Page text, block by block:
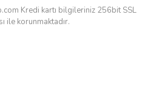
Kredi kartı bilgileriniz 256bit SSL
ile korunmaktadır.